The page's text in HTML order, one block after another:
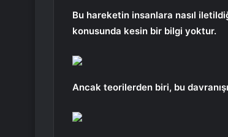
Bu hareketin insanlara nasıl
konusunda kesin bir bilgi yoktur.
Ancak teorilerden biri, bu